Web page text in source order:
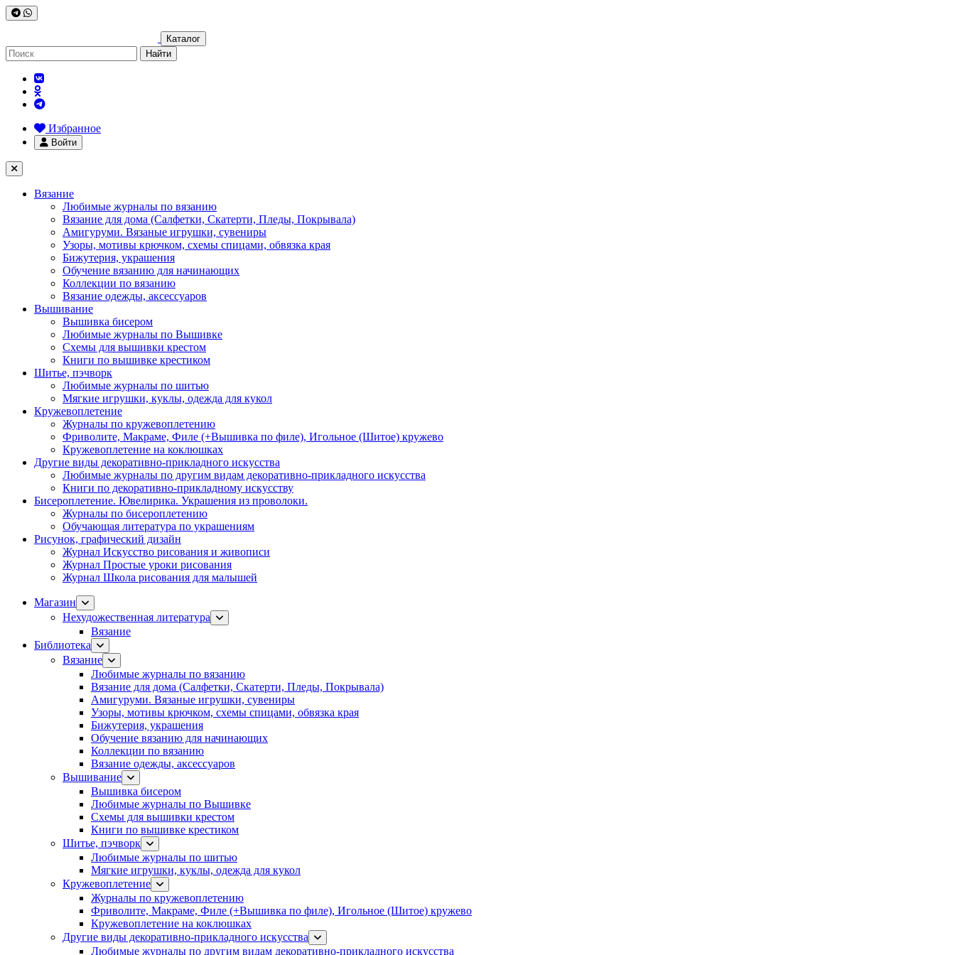
Каталог
Найти
Избранное
Войти
Вязание
Любимые журналы по вязанию
Вязание для дома (Салфетки, Скатерти, Пледы, Покрывала)
Амигуруми. Вязаные игрушки, сувениры
Узоры, мотивы крючком, схемы спицами, обвязка края
Бижутерия, украшения
Обучение вязанию для начинающих
Коллекции по вязанию
Вязание одежды, аксессуаров
Вышивание
Вышивка бисером
Любимые журналы по Вышивке
Схемы для вышивки крестом
Книги по вышивке крестиком
Шитье, пэчворк
Любимые журналы по шитью
Мягкие игрушки, куклы, одежда для кукол
Кружевоплетение
Журналы по кружевоплетению
Фриволите, Макраме, Филе (+Вышивка по филе), Игольное (Шитое) кружево
Кружевоплетение на коклюшках
Другие виды декоративно-прикладного искусства
Любимые журналы по другим видам декоративно-прикладного искусства
Книги по декоративно-прикладному искусству
Бисероплетение. Ювелирика. Украшения из проволоки.
Журналы по бисероплетению
Обучающая литература по украшениям
Рисунок, графический дизайн
Журнал Искусство рисования и живописи
Журнал Простые уроки рисования
Журнал Школа рисования для малышей
Магазин
Нехудожественная литература
Вязание
Библиотека
Вязание
Любимые журналы по вязанию
Вязание для дома (Салфетки, Скатерти, Пледы, Покрывала)
Амигуруми. Вязаные игрушки, сувениры
Узоры, мотивы крючком, схемы спицами, обвязка края
Бижутерия, украшения
Обучение вязанию для начинающих
Коллекции по вязанию
Вязание одежды, аксессуаров
Вышивание
Вышивка бисером
Любимые журналы по Вышивке
Схемы для вышивки крестом
Книги по вышивке крестиком
Шитье, пэчворк
Любимые журналы по шитью
Мягкие игрушки, куклы, одежда для кукол
Кружевоплетение
Журналы по кружевоплетению
Фриволите, Макраме, Филе (+Вышивка по филе), Игольное (Шитое) кружево
Кружевоплетение на коклюшках
Другие виды декоративно-прикладного искусства
Любимые журналы по другим видам декоративно-прикладного искусства